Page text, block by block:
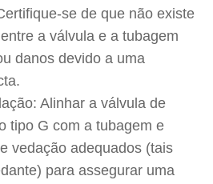
se de que não existe
a válvula e a tubagem
danos devido a uma
Alinhar a válvula de
tipo G com a tubagem e
vedação adequados (tais
para assegurar uma